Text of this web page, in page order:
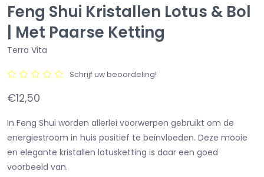
Feng Shui Kristallen Lotus & Bol
| Met Paarse Ketting
Terra Vita
Schrijf uw beoordeling!
€12,50
In Feng Shui worden allerlei voorwerpen gebruikt om de
energiestroom in huis positief te beïnvloeden. Deze mooie
en elegante kristallen lotusketting is daar een goed
voorbeeld van.